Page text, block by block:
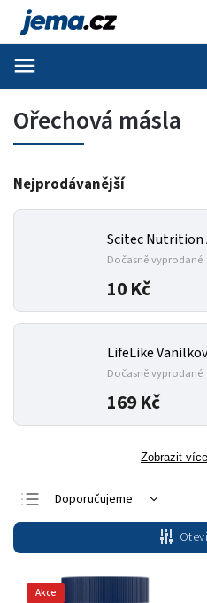
Ořechová másla
Nejprodávanější
Scitec Nutrition
Dočasně vyprodané
10 Kč
LifeLike
Dočasně vyprodané
169 Kč
Zobrazit
Doporučujeme
Nejlevnější
Nejdražší
Nejprodávanější
Akce